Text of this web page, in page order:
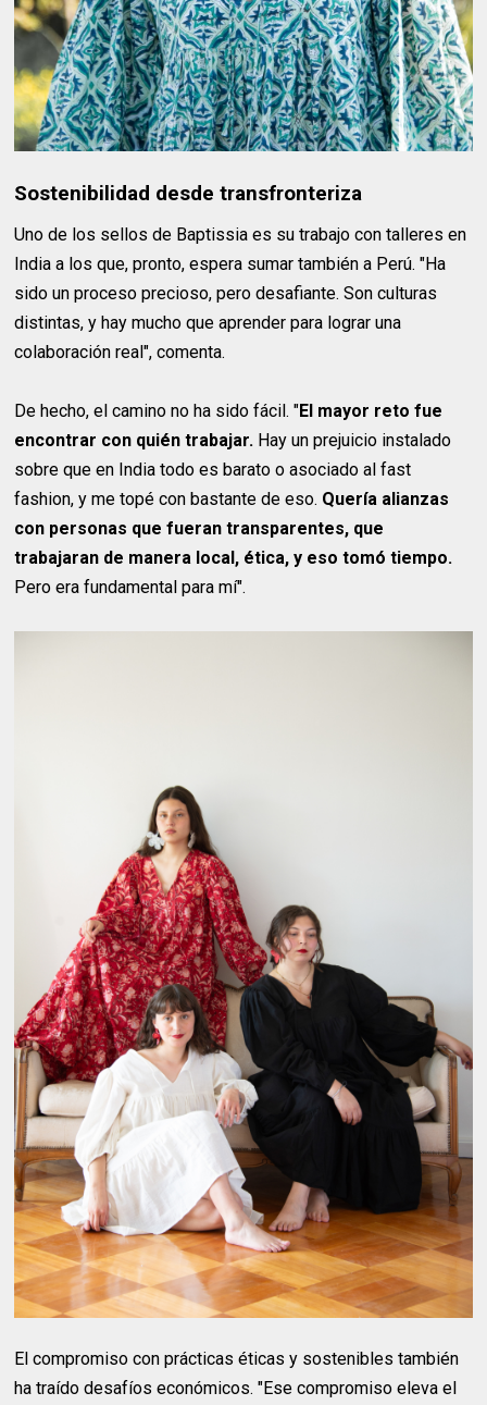
Sostenibilidad desde transfronteriza
Uno de los sellos de Baptissia es su trabajo con talleres en
India a los que, pronto, espera sumar también a Perú. "Ha
sido un proceso precioso, pero desafiante. Son culturas
distintas, y hay mucho que aprender para lograr una
colaboración real", comenta.
De hecho, el camino no ha sido fácil. "El mayor reto fue
encontrar con quién trabajar. Hay un prejuicio instalado
sobre que en India todo es barato o asociado al fast
fashion, y me topé con bastante de eso. Quería alianzas
con personas que fueran transparentes, que
trabajaran de manera local, ética, y eso tomó tiempo.
Pero era fundamental para mí".
El compromiso con prácticas éticas y sostenibles también
ha traído desafíos económicos. "Ese compromiso eleva el